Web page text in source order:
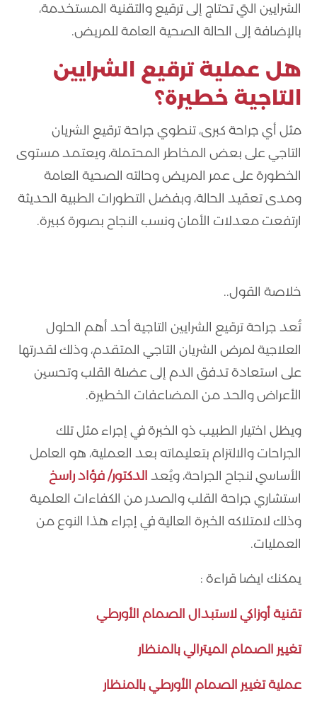
الشرايين التي تحتاج إلى ترقيع والتقنية المستخدمة،
بالإضافة إلى الحالة الصحية العامة للمريض.
هل عملية ترقيع الشرايين
التاجية خطيرة؟
مثل أي جراحة كبرى، تنطوي جراحة ترقيع الشريان
التاجي على بعض المخاطر المحتملة، ويعتمد مستوى
الخطورة على عمر المريض وحالته الصحية العامة
ومدى تعقيد الحالة، وبفضل التطورات الطبية الحديثة
ارتفعت معدلات الأمان ونسب النجاح بصورة كبيرة.
خلاصة القول..
تُعد جراحة ترقيع الشرايين التاجية أحد أهم الحلول
العلاجية لمرض الشريان التاجي المتقدم، وذلك لقدرتها
على استعادة تدفق الدم إلى عضلة القلب وتحسين
الأعراض والحد من المضاعفات الخطيرة.
ويظل اختيار الطبيب ذو الخبرة في إجراء مثل تلك
الجراحات والالتزام بتعليماته بعد العملية، هو العامل
الأساسي لنجاح الجراحة، ويُعد الدكتور/ فؤاد راسخ
استشاري جراحة القلب والصدر من الكفاءات العلمية
وذلك لامتلاكه الخبرة العالية في إجراء هذا النوع من
العمليات.
يمكنك ايضا قراءة :
تقنية أوزاكي لاستبدال الصمام الأورطي
تغيير الصمام الميترالي بالمنظار
عملية تغيير الصمام الأورطي بالمنظار